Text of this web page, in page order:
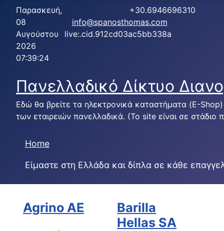
Παρασκευή,
08
Αυγούστου
2026
07:39:25
+30.6946696310
info@spanosthomas.com
live:.cid.912cd03ac5bb338a
Πανελλαδικό Δίκτυο
Εδώ θα βρείτε τα ηλεκτρονικά καταστήματα (E-
των εταιρειών πανελλαδικά. (Το site είναι σε στάδιο
Home
Είμαστε στη Ελλάδα και δίπλα σε κάθε
Agrino AE
Barilla
Hellas SA